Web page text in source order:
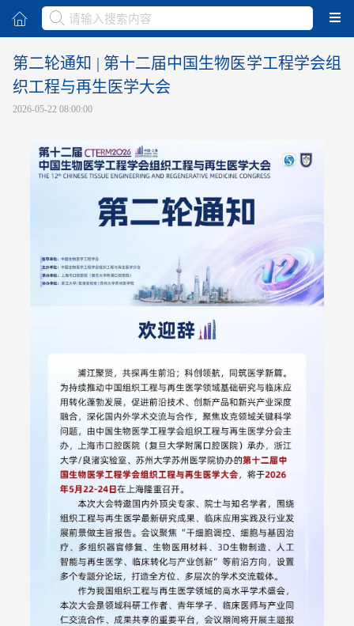
取消
第二轮通知 | 第十二届中国生物医学工程学会组
织工程与再生医学大会
2026-05-22 08:00:00